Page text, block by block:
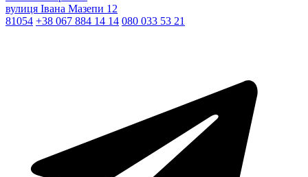
вулиця Івана Мазепи 12
81054 +38 067 884 14 14 080 033 53 21